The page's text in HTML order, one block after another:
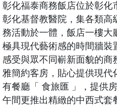
彰化福泰商務飯店位於彰化
彰化基督教醫院，集各類高
務活動於一體，飯店一樓大
極具現代藝術感的時間牆裝
感受與眾不同嶄新面貌的商
雅簡約客房，貼心提供現代
有餐廳「 食旅匯 」，提供
午間更推出精緻的中西式套